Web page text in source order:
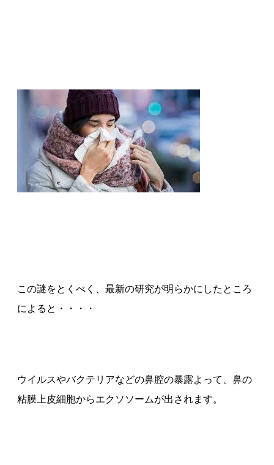
この謎をとくべく、最新の研究が明らかにしたところ
によると・・・・
ウイルスやバクテリアなどの鼻腔の暴露よって、鼻の
粘膜上皮細胞からエクソソームが出されます。